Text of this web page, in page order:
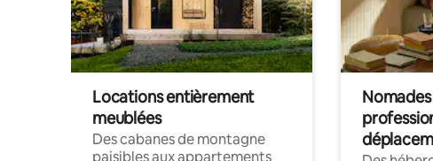
Locations entièrement
meublées
Des cabanes de montagne
paisibles aux appartements